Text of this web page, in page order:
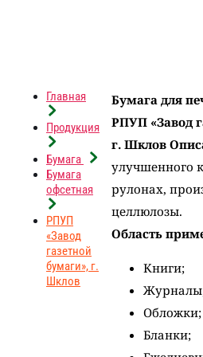
Главная
Продукция
Бумага
Бумага
офсетная
РПУП
«Завод
газетной
бумаги», г.
Шклов
Бумага для
РПУП «Завод
г. Шклов
улучшенного
рулонах,
целлюлозы.
Область
Книги;
Обложки;
Бланки;